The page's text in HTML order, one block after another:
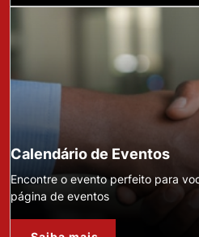
Calendário de Eventos
Encontre o evento perfeito para
página de eventos